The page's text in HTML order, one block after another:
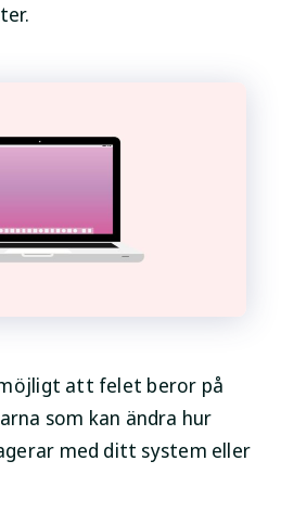
att felet beror på
som kan ändra hur
med ditt system eller